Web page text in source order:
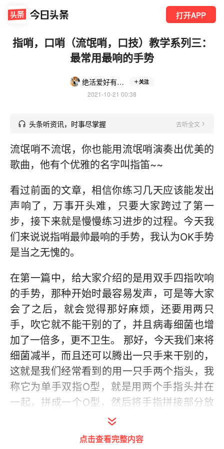
打开APP
指哨，口哨（流氓哨，口技）教学系列三：
最常用最响的手势
绝活爱好有点杂 关注
2021-10-21 00:38
头条听资讯，时事尽掌握 去听全文
流氓哨不流氓，你也能用流氓哨演奏出优美的
歌曲，他有个优雅的名字叫指笛~~
看过前面的文章，相信你练习几天应该能发出
声响了，万事开头难，只要大家跨过了第一
步，接下来就是慢慢练习进步的过程。今天我
们来说说指哨最帅最响的手势，我认为OK手势
是当之无愧的。
在第一篇中，给大家介绍的是用双手四指吹响
的手势，那种开始时最容易发声，可是等大家
会了之后，就会觉得那好麻烦，还要用两只
手，吹它就不能干别的了，并且病毒细菌也增
加了一倍多，更不卫生。 那好，今天我们来将
细菌减半，而且还可以腾出一只手来干别的，
这就是我们经常看到的用一只手两个指头，我
称它为单手双指O型，就是用两个手指头并在
一起，拼成一个O型，然后将手指拼接部分放
入嘴中，吹响发出声音。原理还是跟前面文章
介绍的一样，没看过的伙伴可以翻翻教学系列
点击查看完整内容